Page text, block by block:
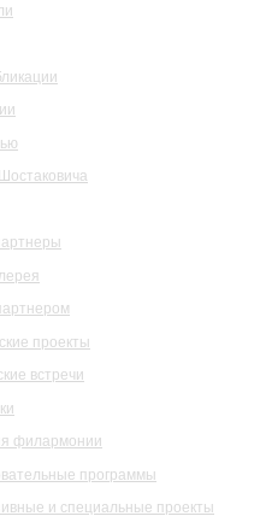
проекты
встречи
филармонии
программы
и специальные проекты